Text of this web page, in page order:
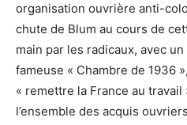
organisation ouvrière anti-
chute de Blum au cours de
main par les radicaux, avec
fameuse « Chambre de 1936
« remettre la France au
l’ensemble des acquis